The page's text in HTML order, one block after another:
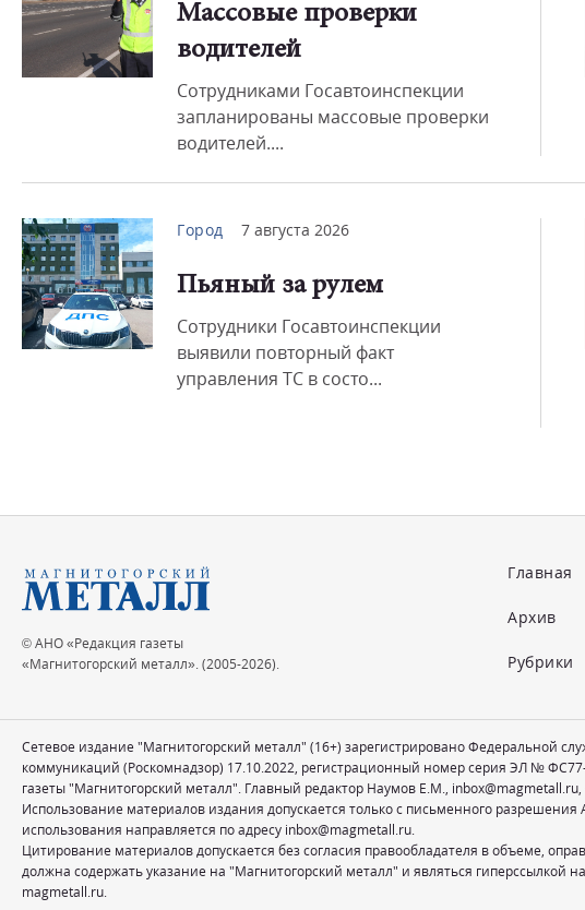
Массовые проверки
водителей
Сотрудниками Госавтоинспекции
запланированы массовые проверки
водителей....
Город 7 августа 2026
Пьяный за рулем
Сотрудники Госавтоинспекции
выявили повторный факт
управления ТС в состо...
© АНО «Редакция газеты
«Магнитогорский металл». (2005-2026).
Главная
Архив
Рубрики
Сетевое издание "Магнитогорский металл" (16+) зарегистрировано Федеральной
коммуникаций (Роскомнадзор) 17.10.2022, регистрационный номер серия ЭЛ №
газеты "Магнитогорский металл". Главный редактор Наумов Е.М., inbox@magmetall.ru,
Использование материалов издания допускается только с письменного
использования направляется по адресу inbox@magmetall.ru.
Цитирование материалов допускается без согласия правообладателя в объеме,
должна содержать указание на "Магнитогорский металл" и являться гиперссылкой
magmetall.ru.